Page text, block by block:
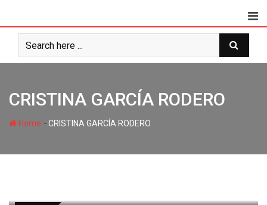
CRISTINA GARCÍA RODERO
Home -CRISTINA GARCÍA RODERO